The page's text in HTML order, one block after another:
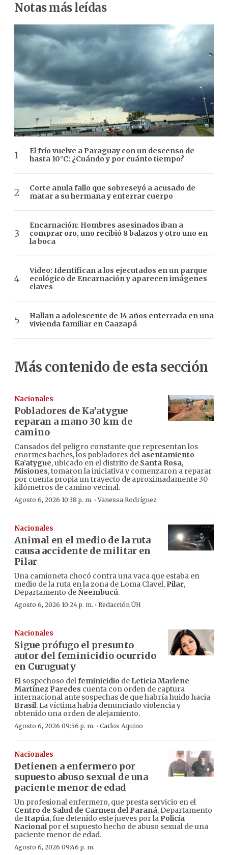
Notas más leídas
El frío vuelve a Paraguay con un descenso de
hasta 10°C: ¿Cuándo y por cuánto tiempo?
Corte anula fallo que sobreseyó a acusado de
matar a su hermana y enterrar cuerpo
Encarnación: Hombres asesinados iban a
comprar oro, uno recibió 8 balazos y otro uno en
la boca
Video: Identifican a los ejecutados en un parque
ecológico de Encarnación y aparecen imágenes
claves
Hallan a adolescente de 14 años enterrada en una
vivienda familiar en Caazapá
Más contenido de esta sección
Nacionales
Pobladores de Ka’atygue
reparan a mano 30 km de
camino
Cansados del peligro constante que representan los
enormes baches, los pobladores del asentamiento
Ka’atygue, ubicado en el distrito de Santa Rosa,
Misiones, tomaron la iniciativa y comenzaron a reparar
por cuenta propia un trayecto de aproximadamente 30
kilómetros de camino vecinal.
Agosto 6, 2026 10:38 p. m. ·Vanessa Rodríguez
Nacionales
Animal en el medio de la ruta
causa accidente de militar en
Pilar
Una camioneta chocó contra una vaca que estaba en
medio de la ruta en la zona de Loma Clavel, Pilar,
Departamento deÑeembucú.
Agosto 6, 2026 10:24 p. m. · Redacción ÚH
Nacionales
Sigue prófugo el presunto
autor del feminicidio ocurrido
en Curuguaty
El sospechoso delfeminicidio de Leticia Marlene
Martínez Paredes cuenta con orden de captura
internacional ante sospechas de que habría huido hacia
Brasil. La víctima había denunciado violencia y
obtenido una orden de alejamiento.
Agosto 6, 2026 09:56 p. m. · Carlos Aquino
Nacionales
Detienen a enfermero por
supuesto abuso sexual de una
paciente menor de edad
Un profesional enfermero, que presta servicio en el
Centro de Salud de Carmen del Paraná, Departamento
deItapúa, fue detenido este jueves por la Policía
Nacionalpor el supuesto hecho de abuso sexual de una
paciente menor de edad.
Agosto 6, 2026 09:46 p. m.